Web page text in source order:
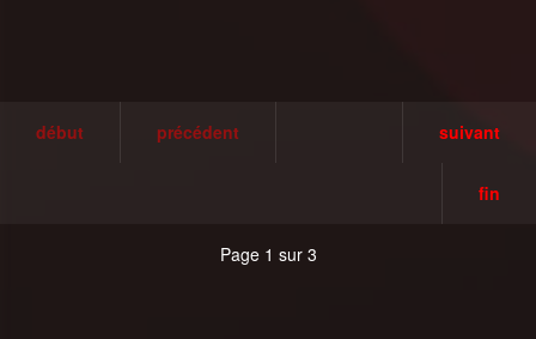
début précédent suivant
fin
Page 1 sur 3